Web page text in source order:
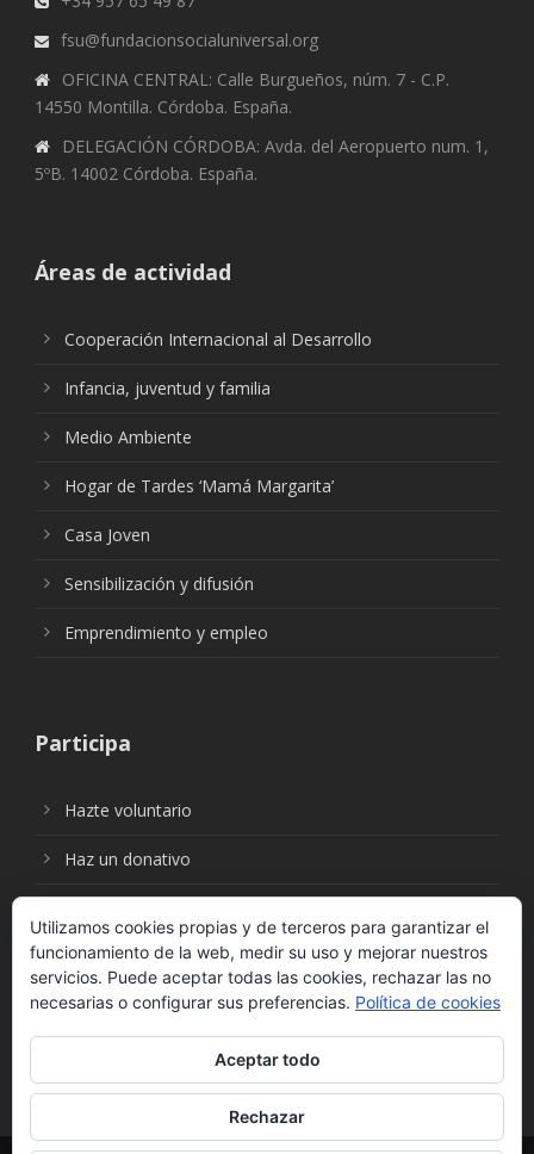
fsu@fundacionsocialuniversal.org
OFICINA CENTRAL: Calle Burgueños, núm. 7 - C.P.
14550 Montilla. Córdoba. España.
DELEGACIÓN CÓRDOBA: Avda. del Aeropuerto num. 1,
5ºB. 14002 Córdoba. España.
Áreas de actividad
Cooperación Internacional al Desarrollo
Infancia, juventud y familia
Medio Ambiente
Hogar de Tardes ‘Mamá Margarita’
Casa Joven
Sensibilización y difusión
Emprendimiento y empleo
Participa
Hazte voluntario
Haz un donativo
Síguenos en:
Utilizamos cookies propias y de terceros para garantizar el
funcionamiento de la web, medir su uso y mejorar nuestros
servicios. Puede aceptar todas las cookies, rechazar las no
necesarias o configurar sus preferencias. Política de cookies
Aceptar todo
Rechazar